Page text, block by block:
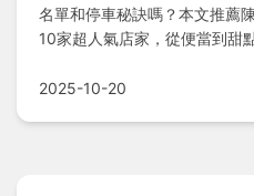
名單和停車秘訣嗎？本文推薦
10家超人氣店家，從便當到甜
您輕鬆享受美食之旅！
2025-10-20